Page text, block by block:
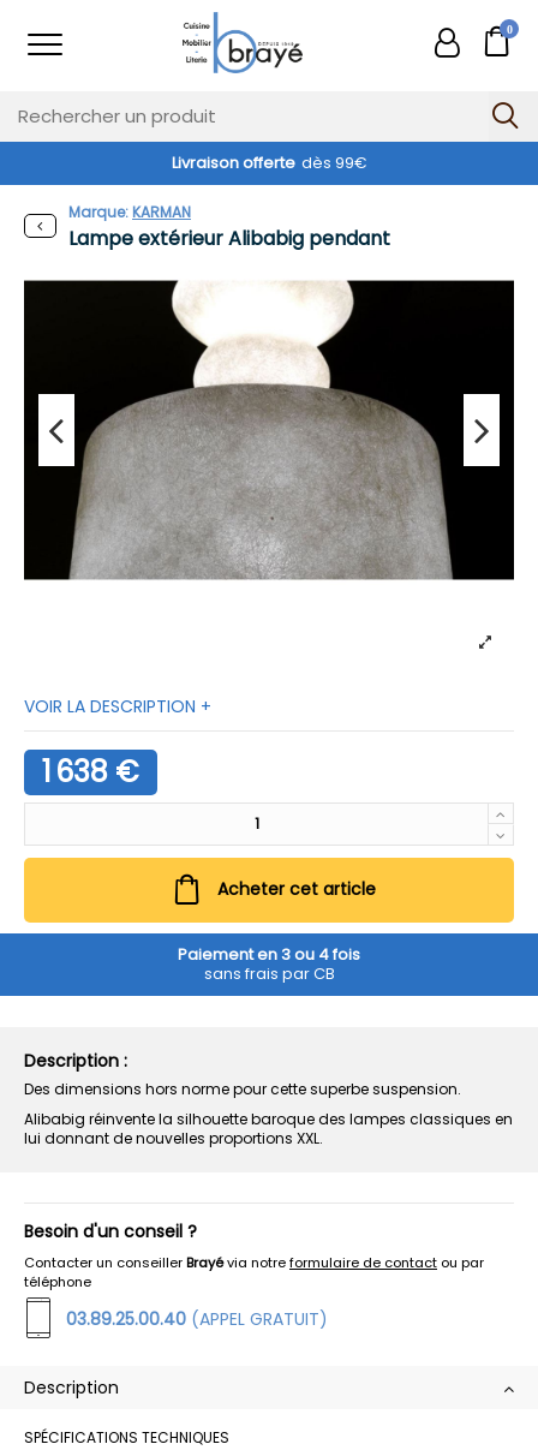
0
Livraison offerte dès 99€
Exclusivité web !
Lampe extérieur Alibabig pendant
Marque:KARMAN
VOIR LA DESCRIPTION +
1 638 €
Acheter cet article
Paiement en 3 ou 4 fois
sans frais par CB
Description :
Des dimensions hors norme pour cette superbe suspension.
Alibabig réinvente la silhouette baroque des lampes classiques en
lui donnant de nouvelles proportions XXL.
Besoin d'un conseil ?
Contacter un conseillerBrayévia notreformulaire de contact ou par
téléphone
03.89.25.00.40 (APPEL GRATUIT)
Description
SPÉCIFICATIONS TECHNIQUES